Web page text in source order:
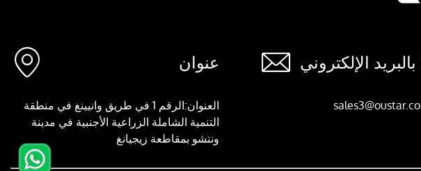
 الإلكتروني  عنوان
العنوان:الرقم 1 في طريق وانيينغ في منطقة
التنمية الشاملة الزراعية الأجنبية في مدينة
ونتشو بمقاطعة زيجيانغ